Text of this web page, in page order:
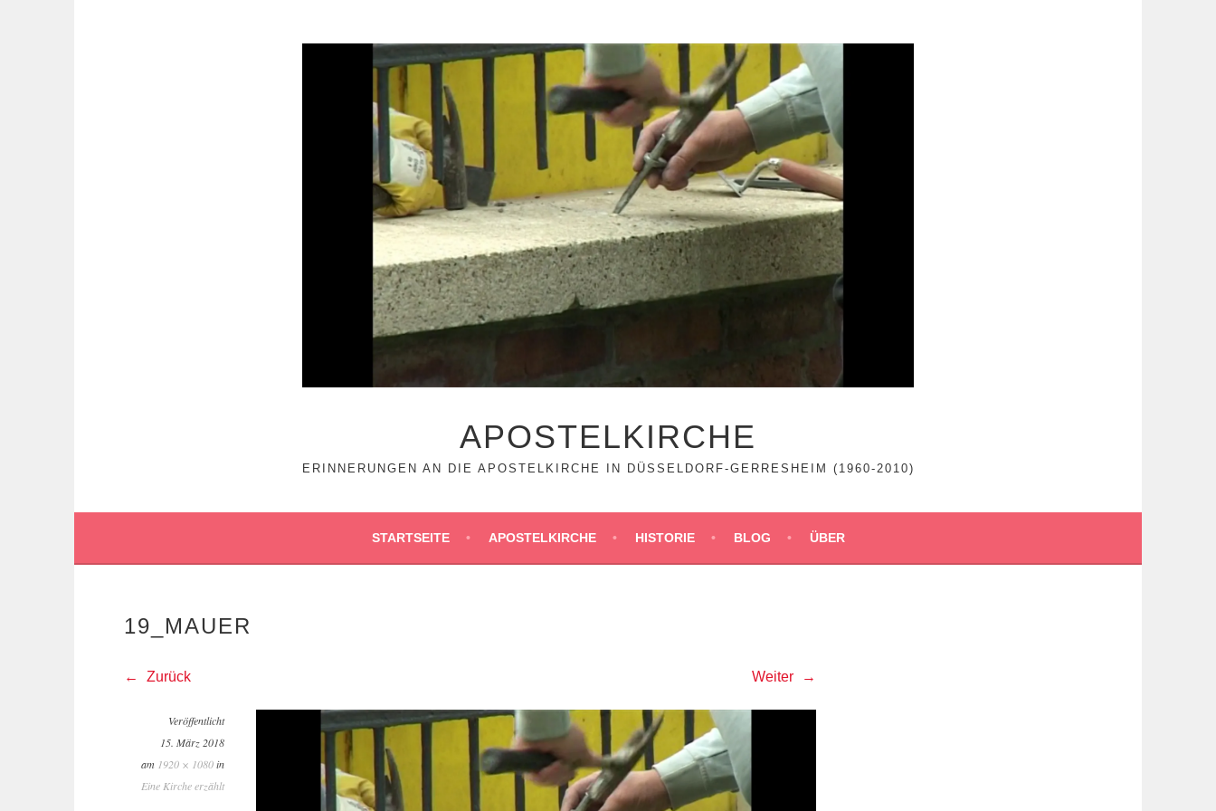
APOSTELKIRCHE
ERINNERUNGEN AN DIE APOSTELKIRCHE IN DÜSSELDORF-GERRESHEIM (1960-2010)
STARTSEITE APOSTELKIRCHE HISTORIE BLOG ÜBER
19_MAUER
Zurück Weiter
Veröffentlicht
15. März 2018
am 1920 × 1080in
Eine Kirche erzählt